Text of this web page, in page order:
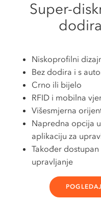
Super-
Niskoprofilni
Bez dodira i s
Crno ili bijelo
RFID i mobilna
Višesmjerna
Napredna opcija
aplikaciju za
Također dostupan
upravljanje